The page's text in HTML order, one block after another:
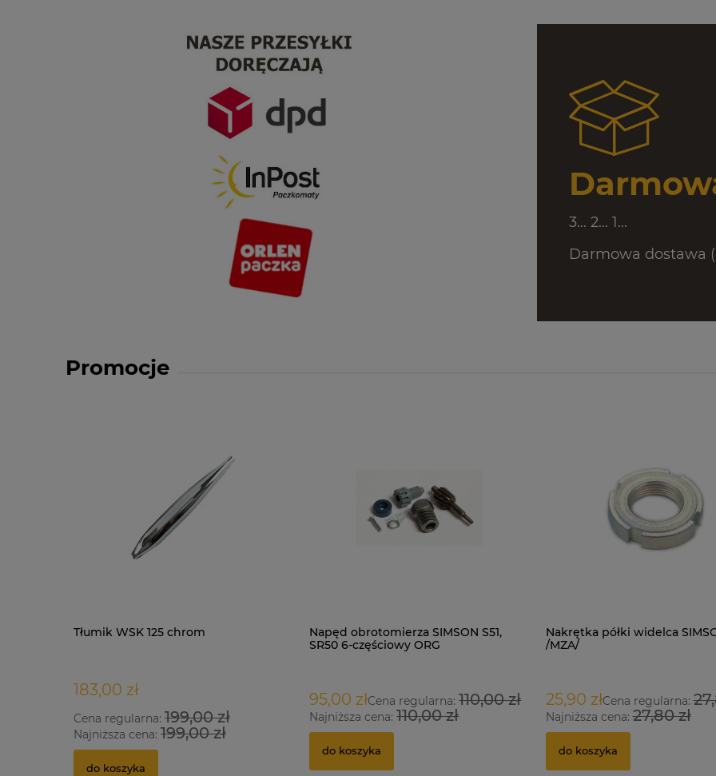
3... 2... 1...
Darmowa dostawa
Promocje
Tłumik WSK 125 chrom
183,00 zł
Cena regularna: 199,00 zł
Najniższa cena: 199,00 zł
do koszyka
Napęd obrotomierza SIMSON S51,
SR50 6-częściowy ORG
95,00 złCena regularna:110,00 zł
Najniższa cena:110,00 zł
do koszyka
Nakrętka półki widelca
/MZA/
25,90 złCena regularna:
Najniższa cena:27,80 zł
do koszyka